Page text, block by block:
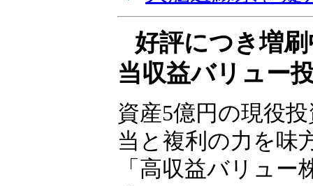
ルツ著『失敗の投
ジを公開しました
▼ 大脳辺縁系を疑
好評につき増刷
当収益バリュー